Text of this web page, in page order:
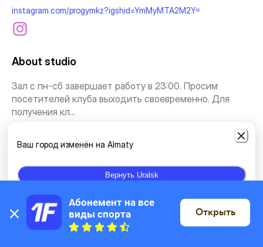
instagram.com/progymkz?igshid=YmMyMTA2M2Y=
About studio
Зал с пн-сб завершает работу в 23:00. Просим
посетителей клуба выходить своевременно. Для
получения кл...
See more
Types of classes
Gym Individual classes
On the map
Ваш город изменён на Almaty
Вернуть Uralsk
Абонемент на все
виды спорта
Открыть